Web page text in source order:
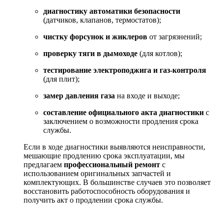
диагностику автоматики безопасности
(датчиков, клапанов, термостатов);
чистку форсунок и жиклеров от загрязнений;
проверку тяги в дымоходе (для котлов);
тестирование электроподжига и газ‑контроля
(для плит);
замер давления газа на входе и выходе;
составление официального акта диагностики с
заключением о возможности продления срока
службы.
Если в ходе диагностики выявляются неисправности,
мешающие продлению срока эксплуатации, мы
предлагаем профессиональный ремонт с
использованием оригинальных запчастей и
комплектующих. В большинстве случаев это позволяет
восстановить работоспособность оборудования и
получить акт о продлении срока службы.